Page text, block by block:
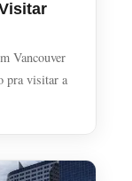
Vancouver
pra visitar a